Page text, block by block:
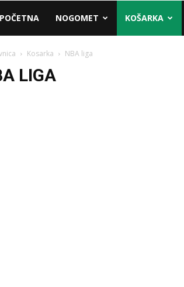
POČETNA NOGOMET KOŠARKA
Kosarka NBA liga
LIGA